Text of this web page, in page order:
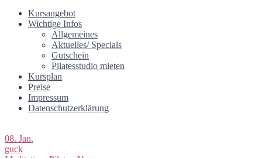
Kursangebot
Wichtige Infos
Allgemeines
Aktuelles/ Specials
Gutschein
Pilatesstudio mieten
Kursplan
Preise
Impressum
Datenschutzerklärung
08. Jan.
guck